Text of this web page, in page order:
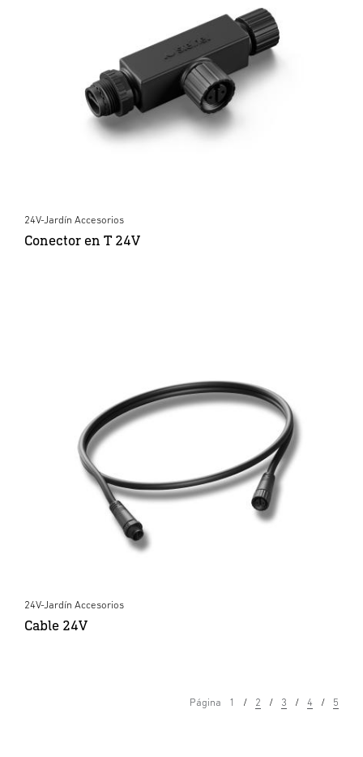
24V-Jardín Accesorios
Conector en T 24V
24V-Jardín Accesorios
Cable 24V
Página 1 2 3 4 5